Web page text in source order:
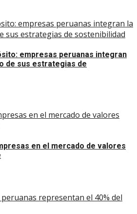
empresas peruanas integran la
sus estrategias de sostenibilidad
empresas peruanas integran
de sus estrategias de
en el mercado de valores
en el mercado de valores
representan el 40% del